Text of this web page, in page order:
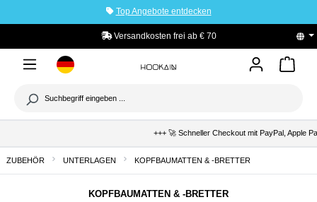
Top Angebote entdecken
PayPal Käuferschutz
+++ 🚀 Schneller Checkout mit PayPal, Apple
ZUBEHÖR UNTERLAGEN KOPFBAUMATTEN & -BRETTER
KOPFBAUMATTEN & -BRETTER